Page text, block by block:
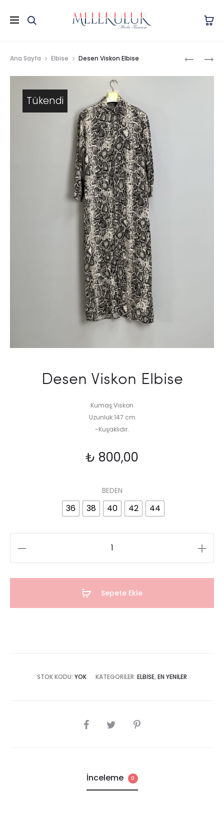
İNDIGO
Ana Sayfa Elbise Desen Viskon Elbise
Tükendi
Desen Viskon Elbise
Kumaş:Viskon
Uzunluk:147 cm
-Kuşaklıdır.
₺ 800,00
BEDEN
36 38 40 42 44
Sepete Ekle
STOK KODU: YOK KATEGORILER: ELBISE, EN YENILER
SHARE
İnceleme 0